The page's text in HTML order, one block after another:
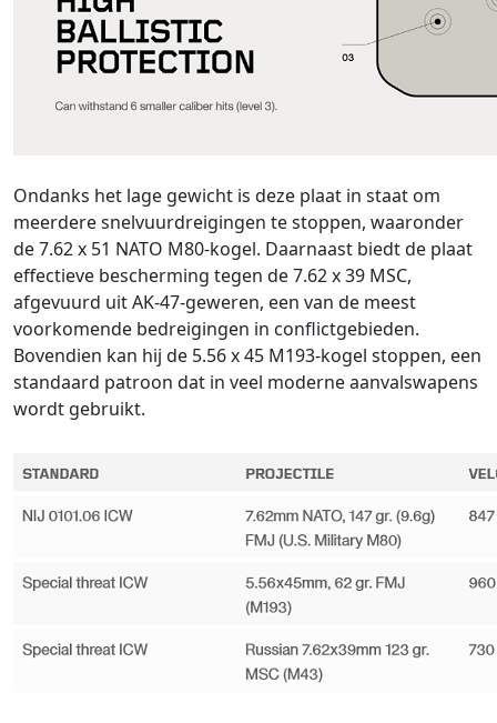
Ondanks het lage gewicht is deze plaat in staat om
meerdere snelvuurdreigingen te stoppen, waaronder
de 7.62 x 51 NATO M80-kogel. Daarnaast biedt de plaat
effectieve bescherming tegen de 7.62 x 39 MSC,
afgevuurd uit AK-47-geweren, een van de meest
voorkomende bedreigingen in conflictgebieden.
Bovendien kan hij de 5.56 x 45 M193-kogel stoppen, een
standaard patroon dat in veel moderne aanvalswapens
wordt gebruikt.